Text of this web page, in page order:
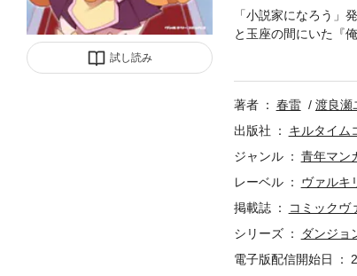
試し読み
「小説家になろう」
と玉座の間にいた『
魔王であることと、
著者
春雷 渡良瀬
出版社
キルタイム
ジャンル
青年マン
レーベル
ヴァルキ
掲載誌
コミックヴ
シリーズ
ダンジョ
電子版配信開始日